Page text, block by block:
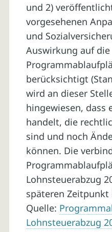
und 2)
vorgesehenen
und
Auswirkung auf die
berücksichtigt
wird an dieser
hingewiesen, dass
handelt, die
sind und noch
können. Die
Lohnsteuerabzug
späteren
Quelle:
Lohnsteuerabzug